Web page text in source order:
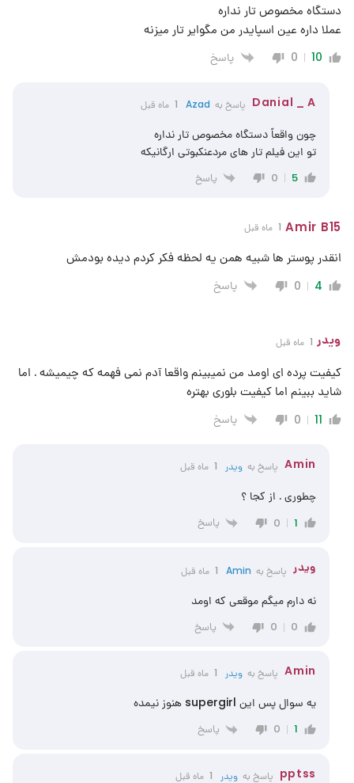
دستگاه مخصوص تار نداره
عملا داره عین اسپایدر من مگوایر تار میزنه
10
0 پاسخ
Danial _ A پاسخ به Azad 1 ماه قبل
چون واقعاً دستگاه مخصوص تار نداره
تو این فیلم تار های مردعنکبوتی ارگانیکه
5
0 پاسخ
Amir B15 1 ماه قبل
انقدر پوستر ها شبیه همن یه لحظه فکر کردم دیده بودمش
4
0 پاسخ
ویدر 1 ماه قبل
کیفیت پرده ای اومد من نمیبینم واقعا آدم نمی فهمه که چیمیشه . اما
شاید ببینم اما کیفیت بلوری بهتره
11
0 پاسخ
Amin پاسخ به ویدر 1 ماه قبل
چطوری . از کجا ؟
1
0 پاسخ
ویدر پاسخ به Amin 1 ماه قبل
نه دارم میگم موقعی که اومد
0
0 پاسخ
Amin پاسخ به ویدر 1 ماه قبل
یه سوال پس این supergirl هنوز نیمده
1
0 پاسخ
pptss پاسخ بهویدر 1 ماه قبل